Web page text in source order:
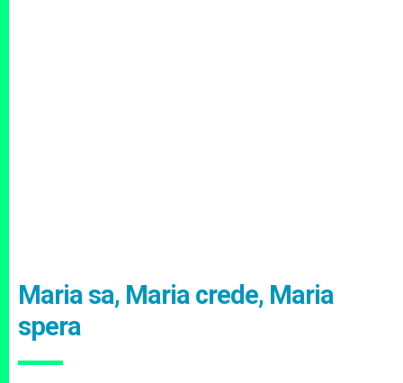
Maria sa, Maria crede, Maria
spera